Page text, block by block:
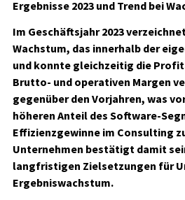
Ergebnisse 2023 und Trend bei
Im Geschäftsjahr 2023
Wachstum, das innerhalb der
und konnte gleichzeitig die
Brutto- und operativen Margen
gegenüber den Vorjahren, was
höheren Anteil des Software-
Effizienzgewinne im Consulting
Unternehmen bestätigt damit
langfristigen Zielsetzungen für
Ergebniswachstum.